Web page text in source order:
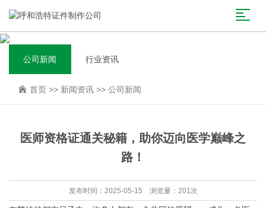
公司新闻 行业资讯
首页 >> 新闻资讯 >> 公司新闻
医师资格证通关秘籍，助你迈向医学巅峰之
路！
发布时间：2025-05-15 浏览量：201次